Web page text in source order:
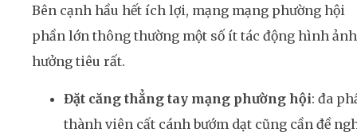
Bên cạnh hầu hết ích lợi, mạng mạng phường hội
phần lớn thông thường một số ít tác động hình ảnh
hưởng tiêu rất.
Đặt căng thẳng tay mạng phường hội: đa
thành viên cất cánh bướm dạt cũng cần đề